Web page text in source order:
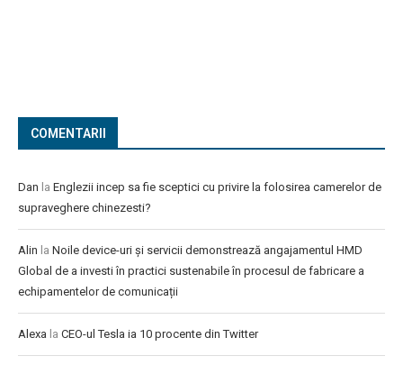
COMENTARII
Dan la Englezii incep sa fie sceptici cu privire la folosirea camerelor de
supraveghere chinezesti?
Alin la Noile device-uri și servicii demonstrează angajamentul HMD
Global de a investi în practici sustenabile în procesul de fabricare a
echipamentelor de comunicații
Alexa la CEO-ul Tesla ia 10 procente din Twitter